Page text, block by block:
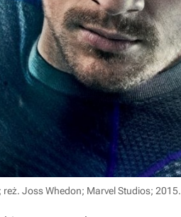
reż. Joss Whedon; Marvel Studios; 2015.